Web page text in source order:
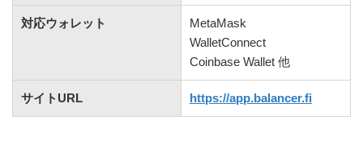
対応ウォレット
MetaMask
WalletConnect
Coinbase Wallet 他
サイトURL https://app.balancer.fi